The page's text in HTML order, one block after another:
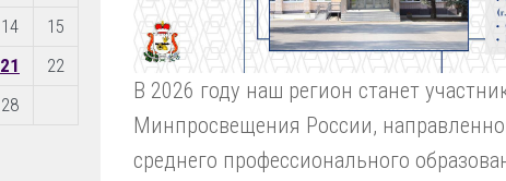
В 2026 году наш регион станет
Минпросвещения России,
среднего профессионального
14
15
21
22
28